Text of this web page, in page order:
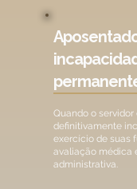
Quando o
definitivamente
exercício de suas
avaliação médica
administrativa.